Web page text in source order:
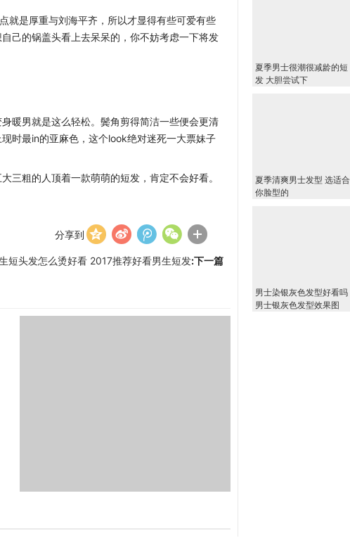
就是厚重与刘海平齐，所以才显得有些可爱有些
己的锅盖头看上去呆呆的，你不妨考虑一下将发
暖男就是这么轻松。鬓角剪得简洁一些便会更清
时最in的亚麻色，这个look绝对迷死一大票妹子
三粗的人顶着一款萌萌的短发，肯定不会好看。
分享到
短头发怎么烫好看 2017推荐好看男生短发:下一篇
夏季男士很潮很减龄的短
发 大胆尝试下
夏季清爽男士发型 选适合
你脸型的
男士染银灰色发型好看吗
男士银灰色发型效果图